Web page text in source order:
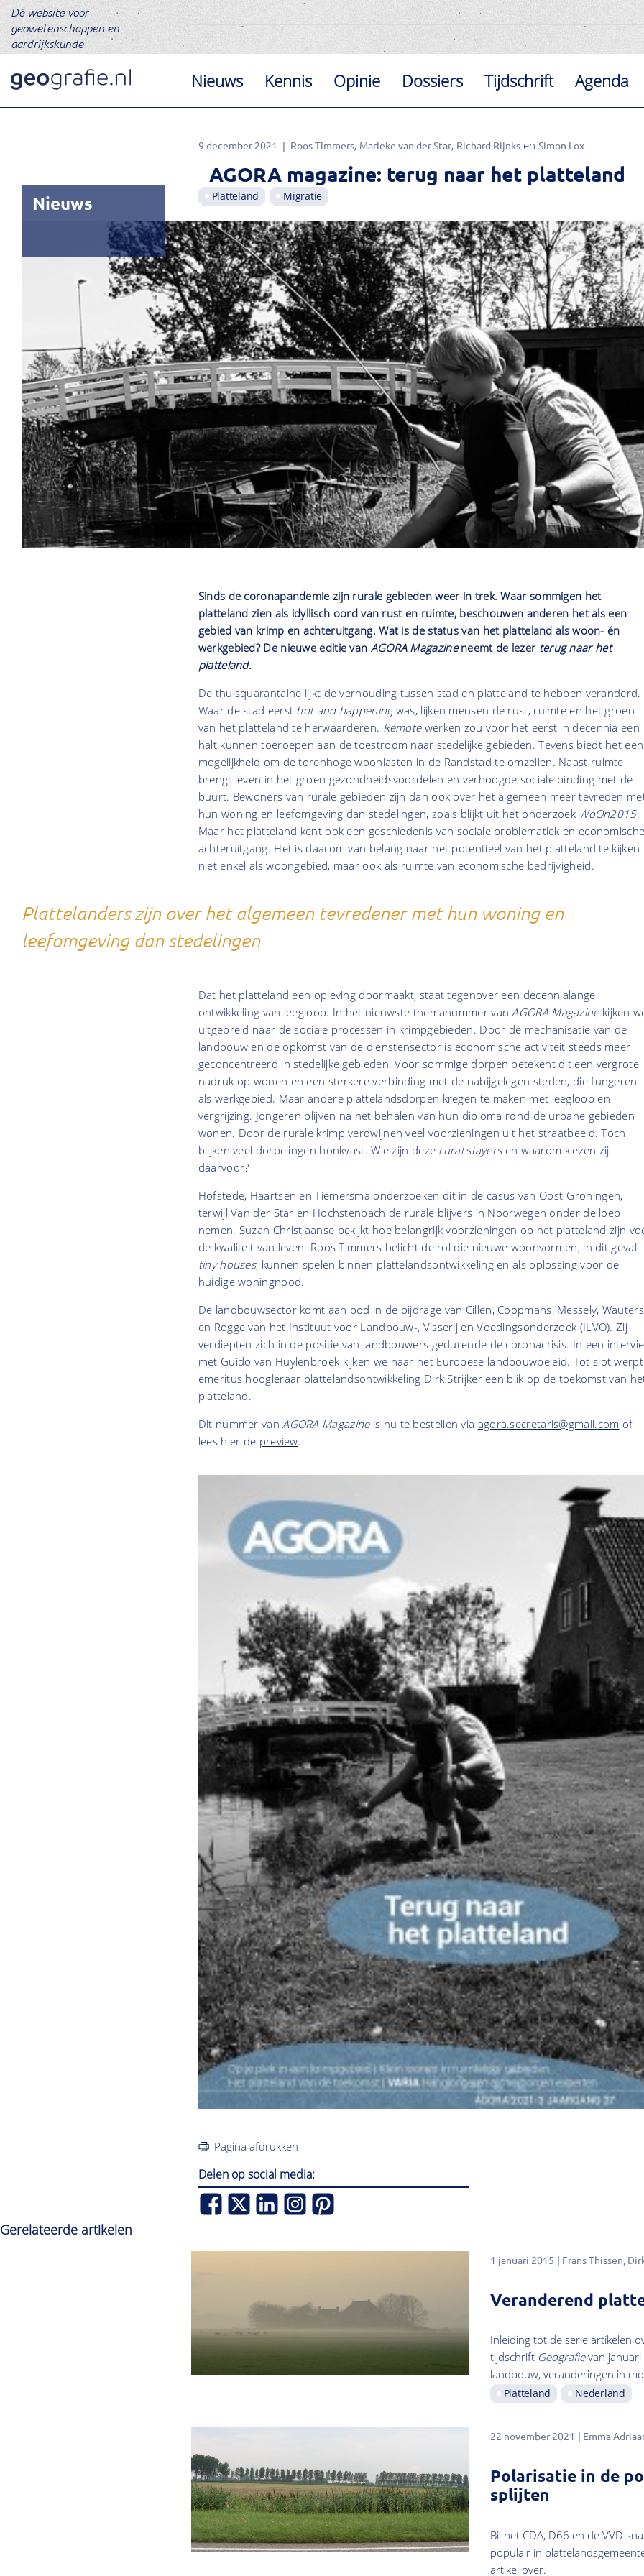
Dé website voor
geowetenschappen en
aardrijkskunde
Nieuws Kennis Opinie Dossiers Tijdschrift Agenda
9 december 2021 Roos Timmers Marieke van der Star Richard Rijnks Simon Lox
AGORA magazine: terug naar het platteland
Platteland Migratie
Nieuws
Sinds de coronapandemie zijn rurale gebieden weer in trek. Waar sommigen het
platteland zien als idyllisch oord van rust en ruimte, beschouwen anderen het als een
gebied van krimp en achteruitgang. Wat is de status van het platteland als woon- én
werkgebied? De nieuwe editie van AGORA Magazineneemt de lezer terug naar het
platteland.
De thuisquarantaine lijkt de verhouding tussen stad en platteland te hebben veranderd.
Waar de stad eerst hot and happeningwas, lijken mensen de rust, ruimte en het groen
van het platteland te herwaarderen. Remotewerken zou voor het eerst in decennia een
halt kunnen toeroepen aan de toestroom naar stedelijke gebieden. Tevens biedt het een
mogelijkheid om de torenhoge woonlasten in de Randstad te omzeilen. Naast ruimte
brengt leven in het groen gezondheidsvoordelen en verhoogde sociale binding met de
buurt. Bewoners van rurale gebieden zijn dan ook over het algemeen meer tevreden
hun woning en leefomgeving dan stedelingen, zoals blijkt uit het onderzoek WoOn2015.
Maar het platteland kent ook een geschiedenis van sociale problematiek en
achteruitgang. Het is daarom van belang naar het potentieel van het platteland te kijken
niet enkel als woongebied, maar ook als ruimte van economische bedrijvigheid.
Plattelanders zijn over het algemeen tevredener met hun woning en
leefomgeving dan stedelingen
Dat het platteland een opleving doormaakt, staat tegenover een decennialange
ontwikkeling van leegloop. In het nieuwste themanummer vanAGORA Magazinekijken
uitgebreid naar de sociale processen in krimpgebieden. Door de mechanisatie van de
landbouw en de opkomst van de dienstensector is economische activiteit steeds meer
geconcentreerd in stedelijke gebieden. Voor sommige dorpen betekent dit een vergrote
nadruk op wonen en een sterkere verbinding met de nabijgelegen steden, die fungeren
als werkgebied. Maar andere plattelandsdorpen kregen te maken met leegloop en
vergrijzing. Jongeren blijven na het behalen van hun diploma rond de urbane gebieden
wonen. Door de rurale krimp verdwijnen veel voorzieningen uit het straatbeeld. Toch
blijken veel dorpelingen honkvast. Wie zijn deze rural stayers en waarom kiezen zij
daarvoor?
Hofstede, Haartsen en Tiemersma onderzoeken dit in de casus van Oost-Groningen,
terwijl Van der Star en Hochstenbach de rurale blijvers in Noorwegen onder de loep
nemen. Suzan Christiaanse bekijkt hoe belangrijk voorzieningen op het platteland zijn
de kwaliteit van leven. Roos Timmers belicht de rol die nieuwe woonvormen, in dit geval
tiny houses, kunnen spelen binnen plattelandsontwikkeling en als oplossing voor de
huidige woningnood.
De landbouwsector komt aan bod in de bijdrage van Cillen, Coopmans, Messely, Wauters
en Rogge van het Instituut voor Landbouw-, Visserij en Voedingsonderzoek (ILVO). Zij
verdiepten zich in de positie van landbouwers gedurende de coronacrisis. In een
met Guido van Huylenbroek kijken we naar het Europese landbouwbeleid. Tot slot werpt
emeritus hoogleraar plattelandsontwikkeling Dirk Strijker een blik op de toekomst van
platteland.
Dit nummer vanAGORA Magazineis nu te bestellen via agora.secretaris@gmail.com of
lees hier de preview.
Pagina afdrukken
Delen op social media:
Gerelateerde artikelen
1 januari 2015 Frans Thissen
Veranderend
Inleiding tot de serie artikelen
tijdschrift Geografievan januari
landbouw, veranderingen in
Platteland Nederland
22 november 2021 Emma
Polarisatie in de
splijten
Bij het CDA, D66 en de VVD
populair in
artikel over.